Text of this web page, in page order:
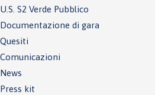
U.S. S2 Verde Pubblico
Documentazione di gara
Quesiti
Comunicazioni
News
Press kit